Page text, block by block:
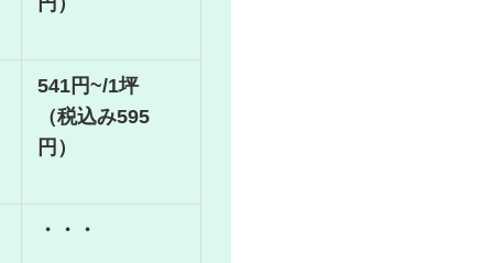
541円~/1坪
（税込み595
円）
・・・